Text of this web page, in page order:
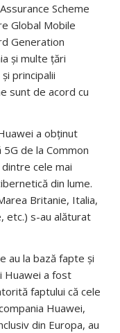
Scheme
Global Mobile
Generation
și multe țări
principalii
sunt de acord cu
a obținut
de la Common
cele mai
din lume.
Britanie, Italia,
etc.) s-au alăturat
au la bază fapte și
Huawei a fost
faptului că cele
Huawei,
din Europa, au